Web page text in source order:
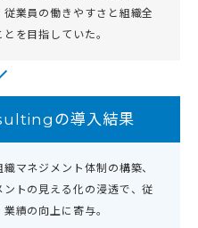
業員の働きやすさと組織全
を目指していた。
の導入結果
マネジメント体制の構築、
トの見える化の浸透で、従
績の向上に寄与。